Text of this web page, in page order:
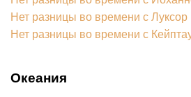
Нет разницы во времени с Луксор
Нет разницы во времени с
Океания